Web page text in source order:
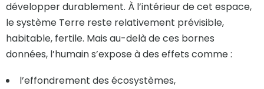
développer durablement. À l’intérieur de cet espace,
le système Terre reste relativement prévisible,
habitable, fertile. Mais au-delà de ces bornes
données, l’humain s’expose à des effets comme :
l’effondrement des écosystèmes,